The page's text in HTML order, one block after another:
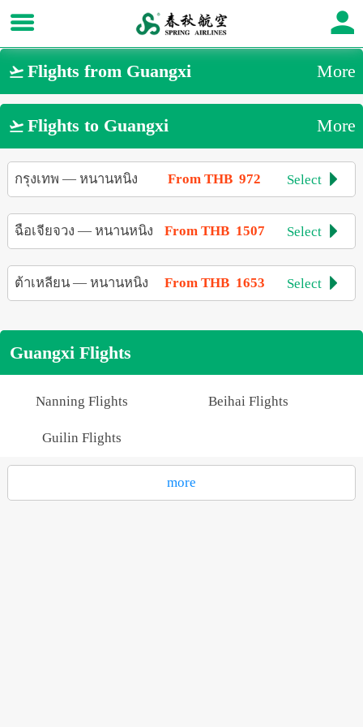
 Flights from Guangxi More
 Flights to Guangxi More
กรุงเทพ — หนานหนิง From THB 972 Select 
ฉือเจียจวง — หนานหนิง From THB 1507 Select 
ต้าเหลียน— หนานหนิง From THB 1653 Select 
Guangxi Flights
Nanning Flights Beihai Flights
Guilin Flights
more